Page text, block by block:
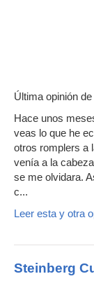
Última opinión de
Hace unos
veas lo que he
otros romplers a
venía a la
se me olvidara.
c...
Leer esta y otra
Steinberg